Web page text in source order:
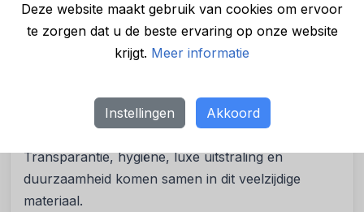
Deze website maakt gebruik van cookies om ervoor
te zorgen dat u de beste ervaring op onze website
krijgt. Meer informatie
Instellingen Akkoord
economie waarin grondstoffen eindeloos worden
ingezet.
Waarom glas de toekomst heeft
milieuvriendelijker is, maar ook omdat het inspeelt
Transparantie, hygiëne, luxe uitstraling en
duurzaamheid komen samen in dit veelzijdige
materiaal.